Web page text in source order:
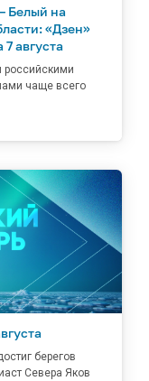
Белый на
«Дзен»
августа
российскими
чаще всего
берегов
Севера Яков